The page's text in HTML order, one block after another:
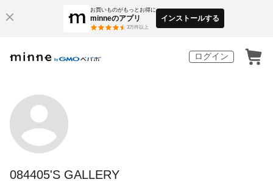
お買いものがもっとお得に
minneのアプリ
3万件以上
インストールする
ログイン
084405'S GALLERY